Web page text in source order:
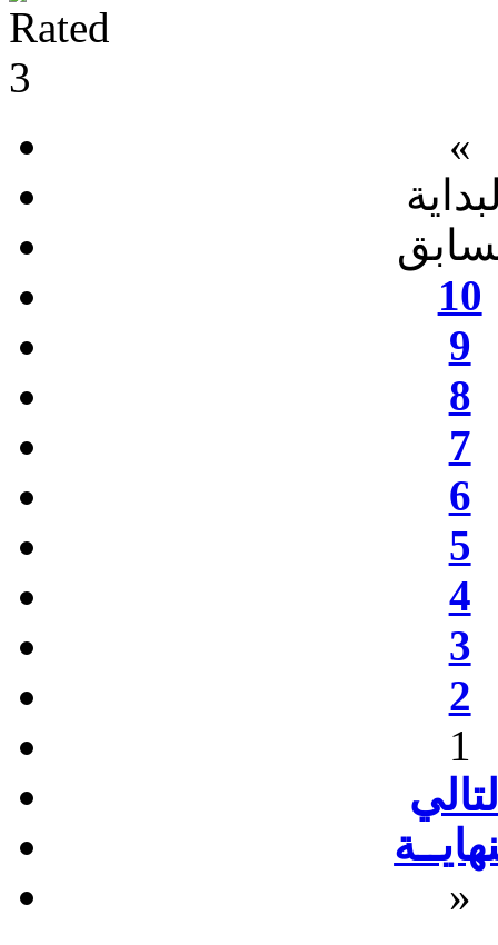
«
10
9
8
7
6
5
4
3
2
1
»